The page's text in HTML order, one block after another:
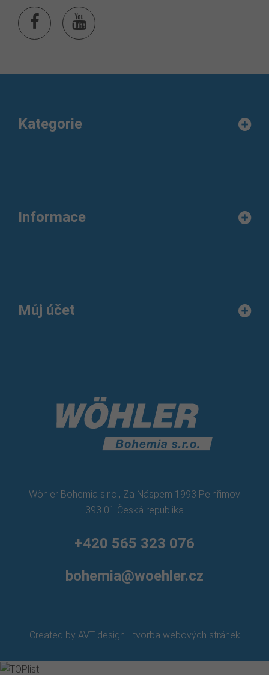
Kategorie
Informace
Created by AVT design - tvorba webových stránek
Můj účet
Wöhler Bohemia s.r.o., Za Náspem 1993 Pelhřimov
393 01 Česká republika
+420 565 323 076
bohemia@woehler.cz